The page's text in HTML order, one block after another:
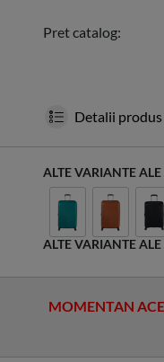
Pret catalog:
Detalii produs
ALTE VARIANTE
ALTE VARIANTE
MOMENTAN